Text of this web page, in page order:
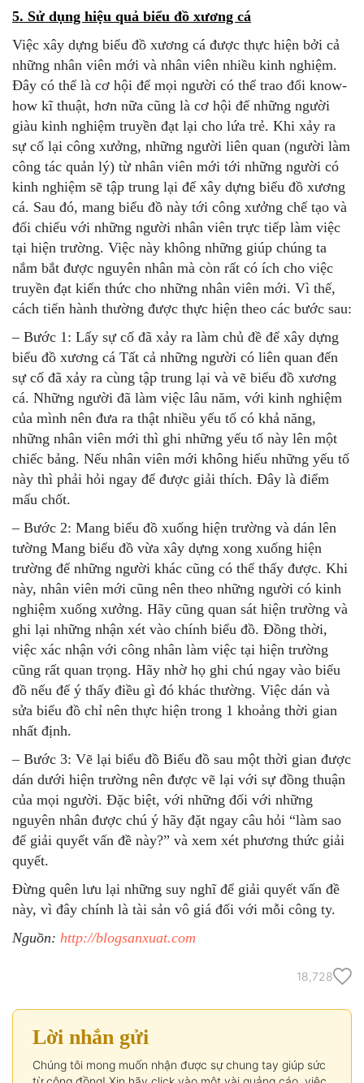
5. Sử dụng hiệu quả biểu đồ xương cá
Việc xây dựng biểu đồ xương cá được thực hiện bởi cả
những nhân viên mới và nhân viên nhiều kinh nghiệm.
Đây có thể là cơ hội để mọi người có thể trao đổi know-
how kĩ thuật, hơn nữa cũng là cơ hội để những người
giàu kinh nghiệm truyền đạt lại cho lứa trẻ. Khi xảy ra
sự cố lại công xưởng, những người liên quan (người làm
công tác quản lý) từ nhân viên mới tới những người có
kinh nghiệm sẽ tập trung lại để xây dựng biểu đồ xương
cá. Sau đó, mang biểu đồ này tới công xưởng chế tạo và
đối chiếu với những người nhân viên trực tiếp làm việc
tại hiện trường. Việc này không những giúp chúng ta
nắm bắt được nguyên nhân mà còn rất có ích cho việc
truyền đạt kiến thức cho những nhân viên mới. Vì thế,
cách tiến hành thường được thực hiện theo các bước sau:
– Bước 1: Lấy sự cố đã xảy ra làm chủ đề để xây dựng
biểu đồ xương cá Tất cả những người có liên quan đến
sự cố đã xảy ra cùng tập trung lại và vẽ biểu đồ xương
cá. Những người đã làm việc lâu năm, với kinh nghiệm
của mình nên đưa ra thật nhiều yếu tố có khả năng,
những nhân viên mới thì ghi những yếu tố này lên một
chiếc bảng. Nếu nhân viên mới không hiểu những yếu tố
này thì phải hỏi ngay để được giải thích. Đây là điểm
mấu chốt.
– Bước 2: Mang biểu đồ xuống hiện trường và dán lên
tường Mang biểu đồ vừa xây dựng xong xuống hiện
trường để những người khác cũng có thể thấy được. Khi
này, nhân viên mới cũng nên theo những người có kinh
nghiệm xuống xưởng. Hãy cũng quan sát hiện trường và
ghi lại những nhận xét vào chính biểu đồ. Đồng thời,
việc xác nhận với công nhân làm việc tại hiện trường
cũng rất quan trọng. Hãy nhờ họ ghi chú ngay vào biểu
đồ nếu để ý thấy điều gì đó khác thường. Việc dán và
sửa biểu đồ chỉ nên thực hiện trong 1 khoảng thời gian
nhất định.
– Bước 3: Vẽ lại biểu đồ Biểu đồ sau một thời gian được
dán dưới hiện trường nên được vẽ lại với sự đồng thuận
của mọi người. Đặc biệt, với những đối với những
nguyên nhân được chú ý hãy đặt ngay câu hỏi “làm sao
để giải quyết vấn đề này?” và xem xét phương thức giải
quyết.
Đừng quên lưu lại những suy nghĩ để giải quyết vấn đề
này, vì đây chính là tài sản vô giá đối với mỗi công ty.
Nguồn: http://blogsanxuat.com
18,728
Lời nhắn gửi
Chúng tôi mong muốn nhận được sự chung tay giúp sức